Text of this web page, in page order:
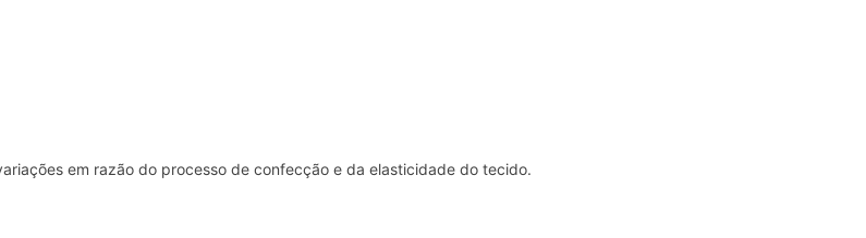
em razão do processo de confecção e da elasticidade do tecido.